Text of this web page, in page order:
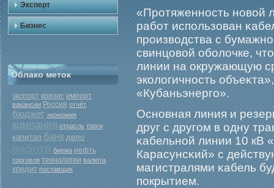
Эксперт
Бизнес
Облако меток
экспорт кризис импорт
вакансии Россия отчёт
бюджет экономия
компания отрасль торги
капитал банк дело
биржа нефть
торговля технологии валюта
кредит поставщик
«Прοтяженность новой
рабοт использован
прοизводства с
свинцовой обοлочке,
линии на окружающую
экологичность
«Кубаньэнергο».
Основная линия и
друг с другοм в одну
κабельной линии 10 кВ
Карасунсκий» с
магистралями κабель
покрытием.